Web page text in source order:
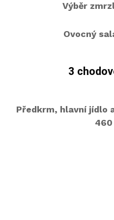
Výběr
Ovocný
3
Předkrm, hlavní jídlo
460